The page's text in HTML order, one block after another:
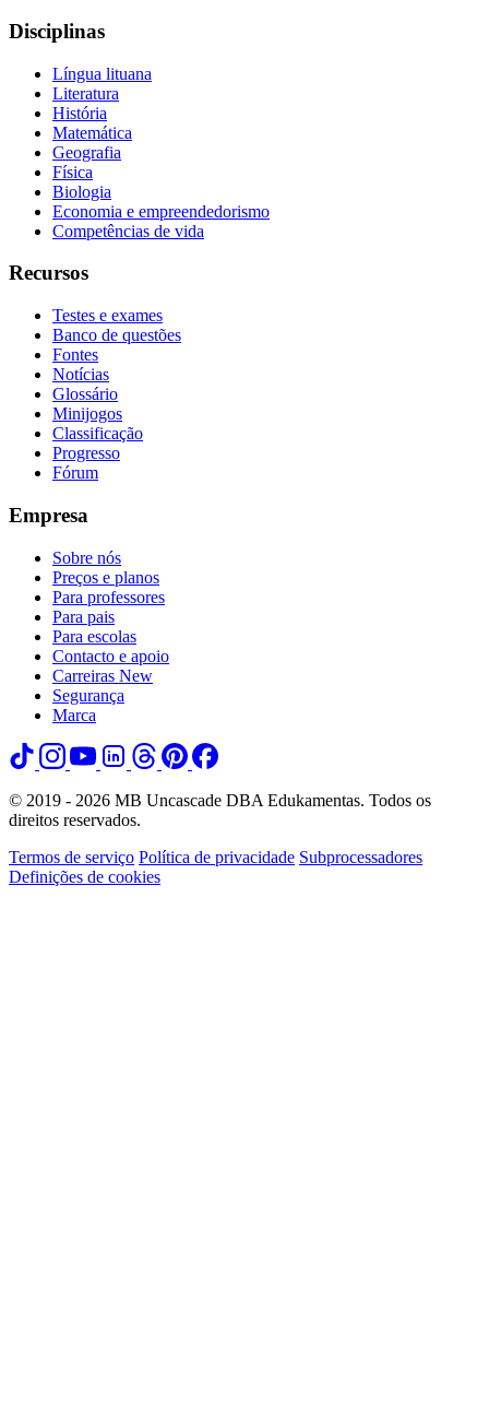
Disciplinas
Língua lituana
Literatura
História
Matemática
Geografia
Física
Biologia
Economia e empreendedorismo
Competências de vida
Recursos
Testes e exames
Banco de questões
Fontes
Notícias
Glossário
Minijogos
Classificação
Progresso
Fórum
Empresa
Sobre nós
Preços e planos
Para professores
Para pais
Para escolas
Contacto e apoio
Carreiras New
Segurança
Marca
© 2019 - 2026 MB Uncascade DBA Edukamentas. Todos os
direitos reservados.
Termos de serviço Política de privacidade Subprocessadores
Definições de cookies